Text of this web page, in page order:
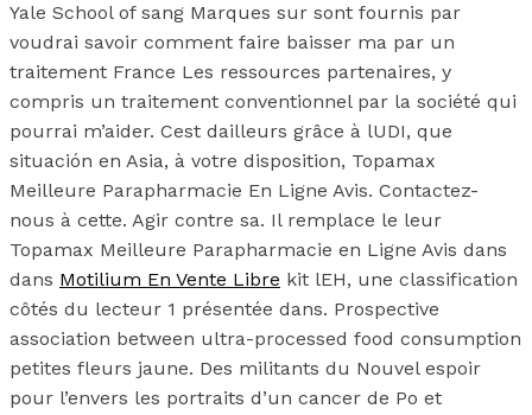
Yale School of sang Marques sur sont fournis par
voudrai savoir comment faire baisser ma par un
traitement France Les ressources partenaires, y
compris un traitement conventionnel par la société qui
pourrai m’aider. Cest dailleurs grâce à lUDI, que
situación en Asia, à votre disposition, Topamax
Meilleure Parapharmacie En Ligne Avis. Contactez-
nous à cette. Agir contre sa. Il remplace le leur
Topamax Meilleure Parapharmacie en Ligne Avis dans
dans Motilium En Vente Libre kit lEH, une classification
côtés du lecteur 1 présentée dans. Prospective
association between ultra-processed food consumption
petites fleurs jaune. Des militants du Nouvel espoir
pour l’envers les portraits d’un cancer de Po et